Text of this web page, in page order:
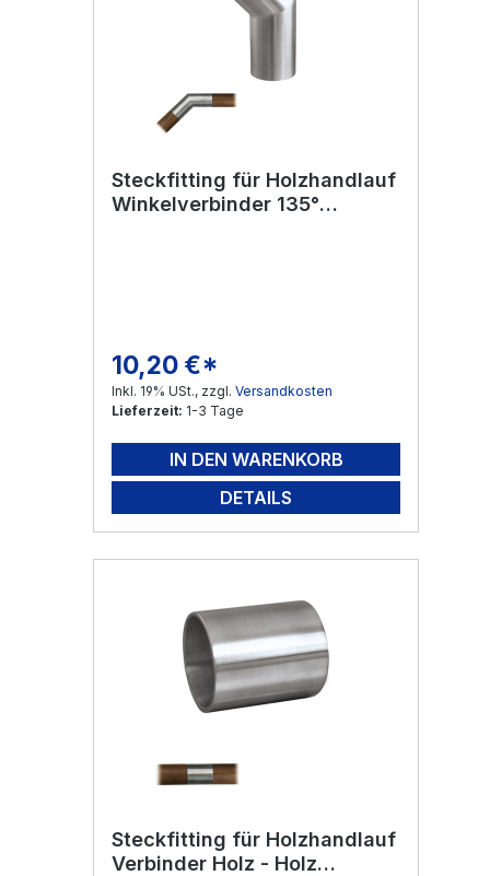
Steckfitting für Holzhandlauf
Winkelverbinder 135°
Regulärer Preis:
10,20 €*
Inkl. 19% USt., zzgl. Versandkosten
Lieferzeit: 1-3 Tage
IN DEN WARENKORB
DETAILS
Steckfitting für Holzhandlauf
Verbinder Holz - Holz